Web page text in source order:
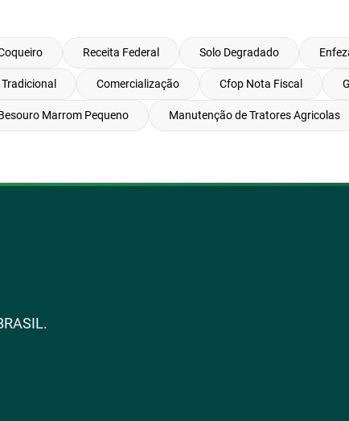
Receita Federal Solo Degradado
Comercialização Cfop Nota Fiscal
Marrom Pequeno Manutenção de Tratores Agricolas